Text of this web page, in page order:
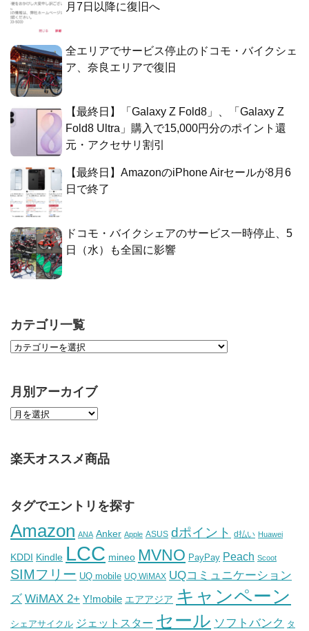
月7日以降に復旧へ
全エリアでサービス停止のドコモ・バイクシェ
ア、奈良エリアで復旧
【最終日】「Galaxy Z Fold8」、「Galaxy Z
Fold8 Ultra」購入で15,000円分のポイント還
元・アクセサリ割引
【最終日】AmazonのiPhone Airセールが8月6
日で終了
ドコモ・バイクシェアのサービス一時停止、5
日（水）も全国に影響
カテゴリ一覧
月別アーカイブ
楽天オススメ商品
タグでエントリを探す
Amazon ANA Anker Apple ASUS dポイント d払い Huawei
KDDI Kindle LCC mineo MVNO PayPay Peach Scoot
SIMフリー UQ mobile UQ WiMAX UQコミュニケーション
ズ WiMAX 2+ Y!mobile エアアジア キャンペーン
シェアサイクル ジェットスター セール ソフトバンク タ